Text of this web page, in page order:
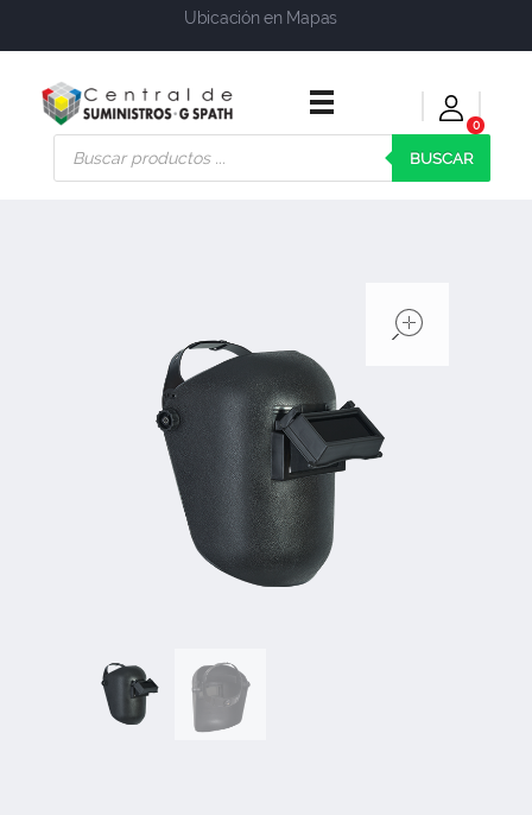
Ubicación en Mapas
Central de Suministros Gspath
Suministros y soluciones integrales para su empresa o negocio
0
BUSCAR